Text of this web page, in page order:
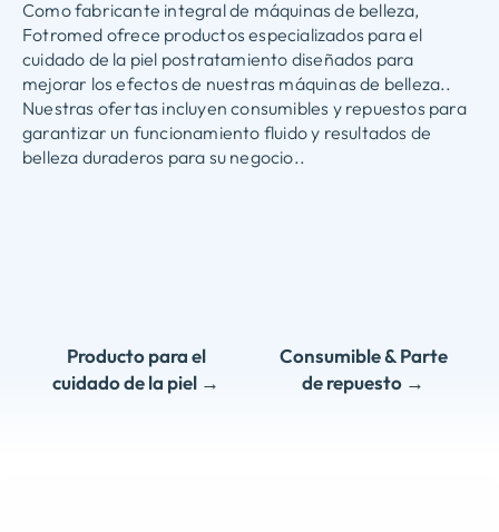
Como fabricante integral de máquinas de belleza,
Fotromed ofrece productos especializados para el
cuidado de la piel postratamiento diseñados para
mejorar los efectos de nuestras máquinas de belleza..
Nuestras ofertas incluyen consumibles y repuestos para
garantizar un funcionamiento fluido y resultados de
belleza duraderos para su negocio..
Producto para el
cuidado de la piel →
Consumible & Parte
de repuesto →